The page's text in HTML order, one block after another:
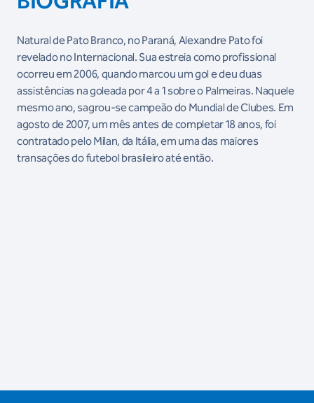
Natural de Pato Branco, no Paraná, Alexandre Pato foi
revelado no Internacional. Sua estreia como profissional
ocorreu em 2006, quando marcou um gol e deu duas
assistências na goleada por 4 a 1 sobre o Palmeiras. Naquele
mesmo ano, sagrou-se campeão do Mundial de Clubes. Em
agosto de 2007, um mês antes de completar 18 anos, foi
contratado pelo Milan, da Itália, em uma das maiores
transações do futebol brasileiro até então.